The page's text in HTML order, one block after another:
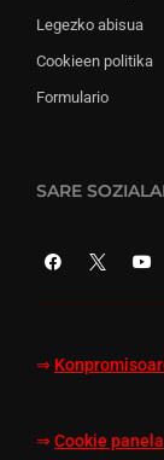
Legezko abisua
Cookieen politika
Formulario
SARE
⇒
⇒ Cookie panela